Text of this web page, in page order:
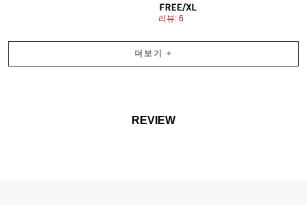
리뷰: 6
더보기 +
REVIEW